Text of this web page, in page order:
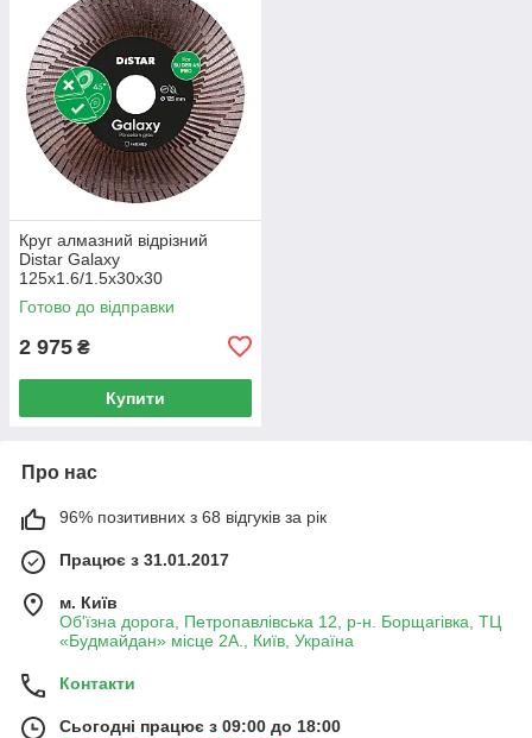
Круг алмазний вiдрiзний
Distar Galaxy
125x1.6/1.5x30x30
Готово до відправки
2 975 ₴
Купити
Про нас
96% позитивних з 68 відгуків за рік
Працює з 31.01.2017
м. Київ
Об'їзна дорога, Петропавлівська 12, р-н. Борщагівка, ТЦ
«Будмайдан» місце 2А., Київ, Україна
Контакти
Сьогодні працює з 09:00 до 18:00